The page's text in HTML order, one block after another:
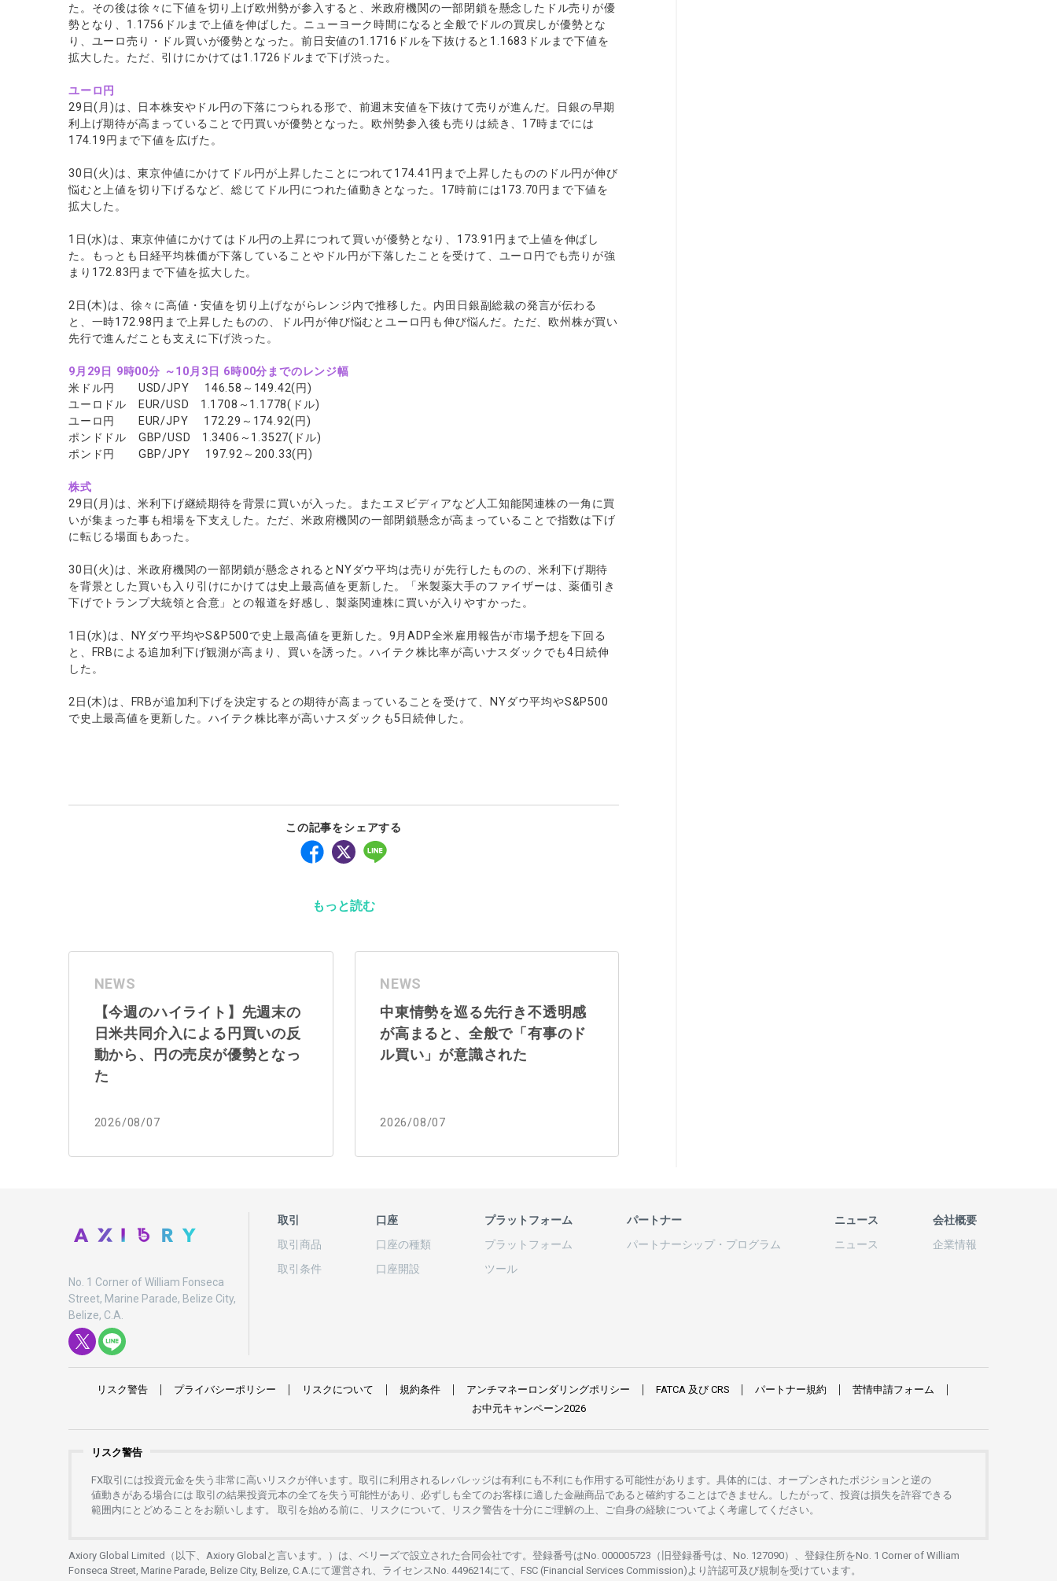
た。その後は徐々に下値を切り上げ欧州勢が参入すると、米政府機関の一部閉鎖を懸念したドル売りが優
勢となり、1.1756ドルまで上値を伸ばした。ニューヨーク時間になると全般でドルの買戻しが優勢とな
り、ユーロ売り・ドル買いが優勢となった。前日安値の1.1716ドルを下抜けると1.1683ドルまで下値を
拡大した。ただ、引けにかけては1.1726ドルまで下げ渋った。
ユーロ円
29日(月)は、日本株安やドル円の下落につられる形で、前週末安値を下抜けて売りが進んだ。日銀の早期
利上げ期待が高まっていることで円買いが優勢となった。欧州勢参入後も売りは続き、17時までには
174.19円まで下値を広げた。
30日(火)は、東京仲値にかけてドル円が上昇したことにつれて174.41円まで上昇したもののドル円が伸び
悩むと上値を切り下げるなど、総じてドル円につれた値動きとなった。17時前には173.70円まで下値を
拡大した。
1日(水)は、東京仲値にかけてはドル円の上昇につれて買いが優勢となり、173.91円まで上値を伸ばし
た。もっとも日経平均株価が下落していることやドル円が下落したことを受けて、ユーロ円でも売りが強
まり172.83円まで下値を拡大した。
2日(木)は、徐々に高値・安値を切り上げながらレンジ内で推移した。内田日銀副総裁の発言が伝わる
と、一時172.98円まで上昇したものの、ドル円が伸び悩むとユーロ円も伸び悩んだ。ただ、欧州株が買い
先行で進んだことも支えに下げ渋った。
9月29日 9時00分 ～10月3日 6時00分までのレンジ幅
米ドル円 USD/JPY 146.58～149.42(円)
ユーロドル EUR/USD 1.1708～1.1778(ドル)
ユーロ円 EUR/JPY 172.29～174.92(円)
ポンドドル GBP/USD 1.3406～1.3527(ドル)
ポンド円 GBP/JPY 197.92～200.33(円)
株式
29日(月)は、米利下げ継続期待を背景に買いが入った。またエヌビディアなど人工知能関連株の一角に買
いが集まった事も相場を下支えした。ただ、米政府機関の一部閉鎖懸念が高まっていることで指数は下げ
に転じる場面もあった。
30日(火)は、米政府機関の一部閉鎖が懸念されるとNYダウ平均は売りが先行したものの、米利下げ期待
を背景とした買いも入り引けにかけては史上最高値を更新した。「米製薬大手のファイザーは、薬価引き
下げでトランプ大統領と合意」との報道を好感し、製薬関連株に買いが入りやすかった。
1日(水)は、NYダウ平均やS&P500で史上最高値を更新した。9月ADP全米雇用報告が市場予想を下回る
と、FRBによる追加利下げ観測が高まり、買いを誘った。ハイテク株比率が高いナスダックでも4日続伸
した。
2日(木)は、FRBが追加利下げを決定するとの期待が高まっていることを受けて、NYダウ平均やS&P500
で史上最高値を更新した。ハイテク株比率が高いナスダックも5日続伸した。
この記事をシェアする
もっと読む
NEWS
【今週のハイライト】先週末の
日米共同介入による円買いの反
動から、円の売戻が優勢となっ
た
2026/08/07
NEWS
中東情勢を巡る先行き不透明感
が高まると、全般で「有事のド
ル買い」が意識された
2026/08/07
No. 1 Corner of William Fonseca
Street, Marine Parade, Belize City,
Belize, C.A.
取引
取引商品
取引条件
口座
口座の種類
口座開設
プラットフォーム
プラットフォーム
ツール
パートナー
パートナーシップ・ プログラム
ニュース
ニュース
会社概要
企業情報
リスク警告 プライバシーポリシー リスクについて 規約条件 アンチマネーロンダリングポリシー FATCA 及び CRS パートナー規約 苦情申請フォーム
お中元キャンペーン2026
リスク警告
FX取引には投資元金を失う 非常に高い リスクが伴います。 取引に利用さ れる レバレッジは有利にも不利にも作用する可能性があります。 具体的には、 オープンさ れた ポジションと 逆の
値動きがある場合には 取引の結果投資元本の全てを失う 可能性があり、 必ずしも全てのお客様に適した金融商品であると 確約することはできません。したがって、 投資は損失を許容できる
範囲内にとどめることをお願いします 。 取引を始める前に、リスクについて、 リスク警告を十分に ご理解の 上、 ご自身の経験について よく 考慮してください。
Axiory Global Limited（以下、Axiory Globalと言います。）は、 ベリーズで設立さ れた合同会社です。 登録番号はNo. 000005723（旧登録番号は、No. 127090）、 登録住所をNo. 1 Corner of William
Fonseca Street, Marine Parade, Belize City, Belize, C.A.にて運営さ れ、 ライセンスNo. 4496214にて、FSC (Financial Services Commission)より 許認可及び規制を受けています。